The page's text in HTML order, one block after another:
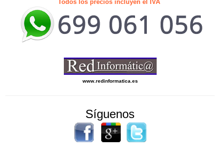
Todos los precios incluyen el IVA
www.redinformatica.es
Síguenos